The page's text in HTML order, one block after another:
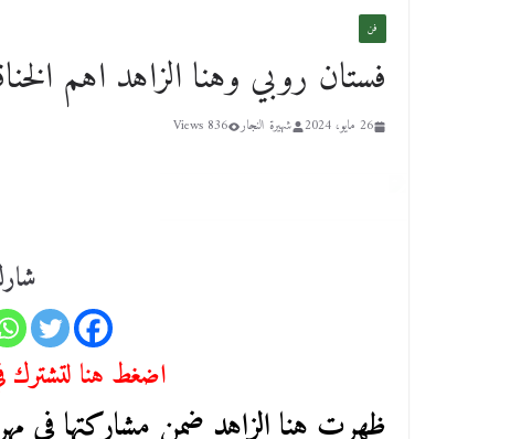
فن
فستان روبي وهنا الزاهد اهم
26 مايو، 2024 شهيرة النجار 836 Views
اضغط هنا لتشترك
ظهرت هنا الزاهد ضمن مشاركتها في